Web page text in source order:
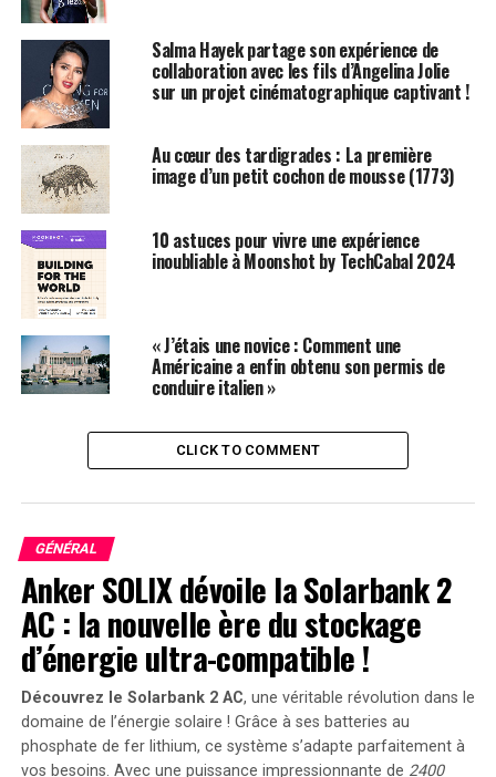
Urbain Durable (UN-Habitat) à
l'Électrique ! »>Nairobi, au Kenya, devenant ainsi la
première femme asiatique à occuper ce poste », a
déclaré Anwar.
Un Avenir Prometteur pour Kuala Lumpur
Le Premier ministre a exprimé l’espoir que l’expertise de
Maimunah contribuera à améliorer la qualité de vie des
habitants de Kuala Lumpur, tout en rehaussant l’image
et la réputation de la ville à un niveau supérieur, avec
l’aide de Dieu.
Prise de Fonction Imminente
Maimunah, âgée de 63 ans, prendra officiellement ses
de demain (15 août), succédant à Datuk Kamarulzaman
Mat Salleh, qui part à la retraite.
Auparavant, le Premier ministre a remis la lettre de
nomination à Maimunah après avoir obtenu
l’approbation de Sa Majesté le Roi, conformément à la
sous-section 4(2) de la Loi sur la Capitale Fédérale de
1960.
RELATED TOPICS: ATOUT DBKL EXPÉRIENCE
IMAGE
MAIMUNAH
Salma Hayek partage son expérience de
collaboration avec les fils d’Angelina Jolie
sur un projet cinématographique captivant !
Au cœur des tardigrades : La première
image d’un petit cochon de mousse (1773)
10 astuces pour vivre une expérience
inoubliable à Moonshot by TechCabal 2024
« J’étais une novice : Comment une
Américaine a enfin obtenu son permis de
conduire italien »
CLICK TO COMMENT
GÉNÉRAL
Anker SOLIX dévoile la Solarbank 2
AC : la nouvelle ère du stockage
d’énergie ultra-compatible !
Découvrez le Solarbank 2 AC, une véritable révolution dans le
domaine de l’énergie solaire ! Grâce à ses batteries au
phosphate de fer lithium, ce système s’adapte parfaitement à
vos besoins. Avec une puissance impressionnante de 2400